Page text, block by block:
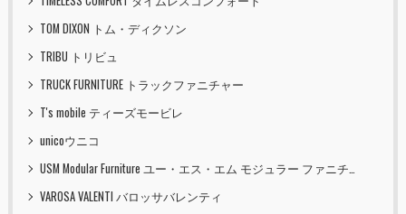
TOM DIXON トム・ディクソン
TRIBU トリビュ
TRUCK FURNITURE トラックファニチャー
T's mobile ティーズモービレ
unicoウニコ
USM Modular Furniture ユー・エス・エム モジュラー ファニチャー
VAROSA VALENTI バロッサバレンティ